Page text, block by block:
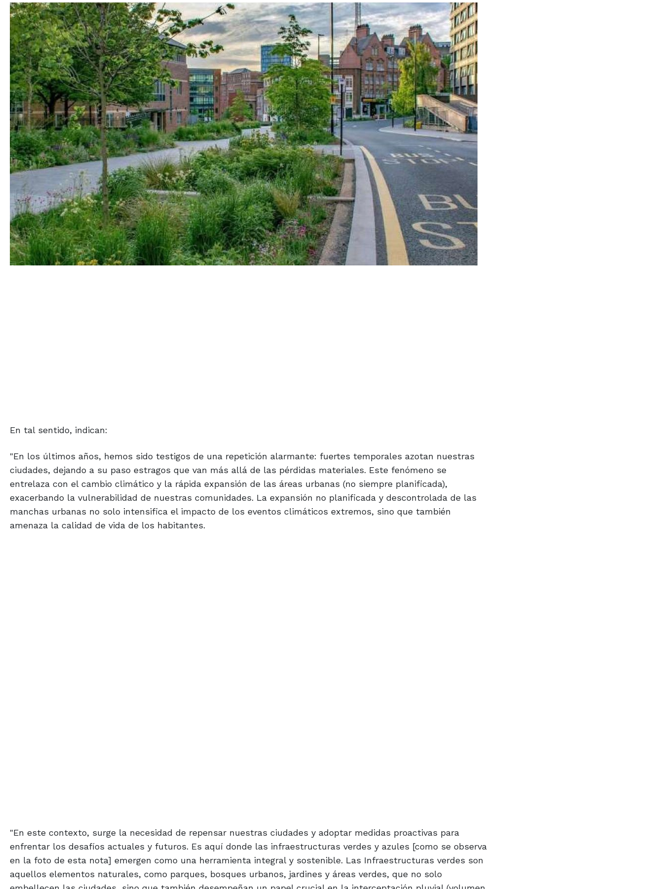
En tal sentido, indican:
"En los últimos años, hemos sido testigos de una repetición alarmante: fuertes temporales azotan nuestras
ciudades, dejando a su paso estragos que van más allá de las pérdidas materiales. Este fenómeno se
entrelaza con el cambio climático y la rápida expansión de las áreas urbanas (no siempre planificada),
exacerbando la vulnerabilidad de nuestras comunidades. La expansión no planificada y descontrolada de las
manchas urbanas no solo intensifica el impacto de los eventos climáticos extremos, sino que también
amenaza la calidad de vida de los habitantes.
"En este contexto, surge la necesidad de repensar nuestras ciudades y adoptar medidas proactivas para
enfrentar los desafíos actuales y futuros. Es aquí donde las infraestructuras verdes y azules [como se observa
en la foto de esta nota] emergen como una herramienta integral y sostenible. Las Infraestructuras verdes son
aquellos elementos naturales, como parques, bosques urbanos, jardines y áreas verdes, que no solo